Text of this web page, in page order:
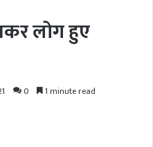
लोग हुए
0 1 minute read